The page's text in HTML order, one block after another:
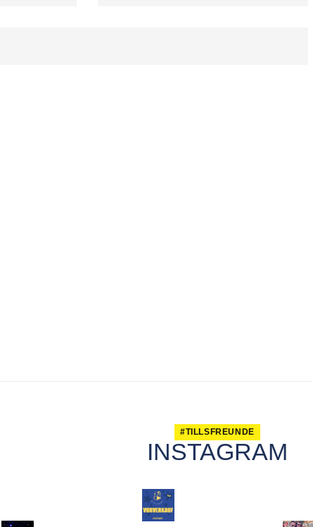
#TILLSFREUNDE
INSTAGRAM